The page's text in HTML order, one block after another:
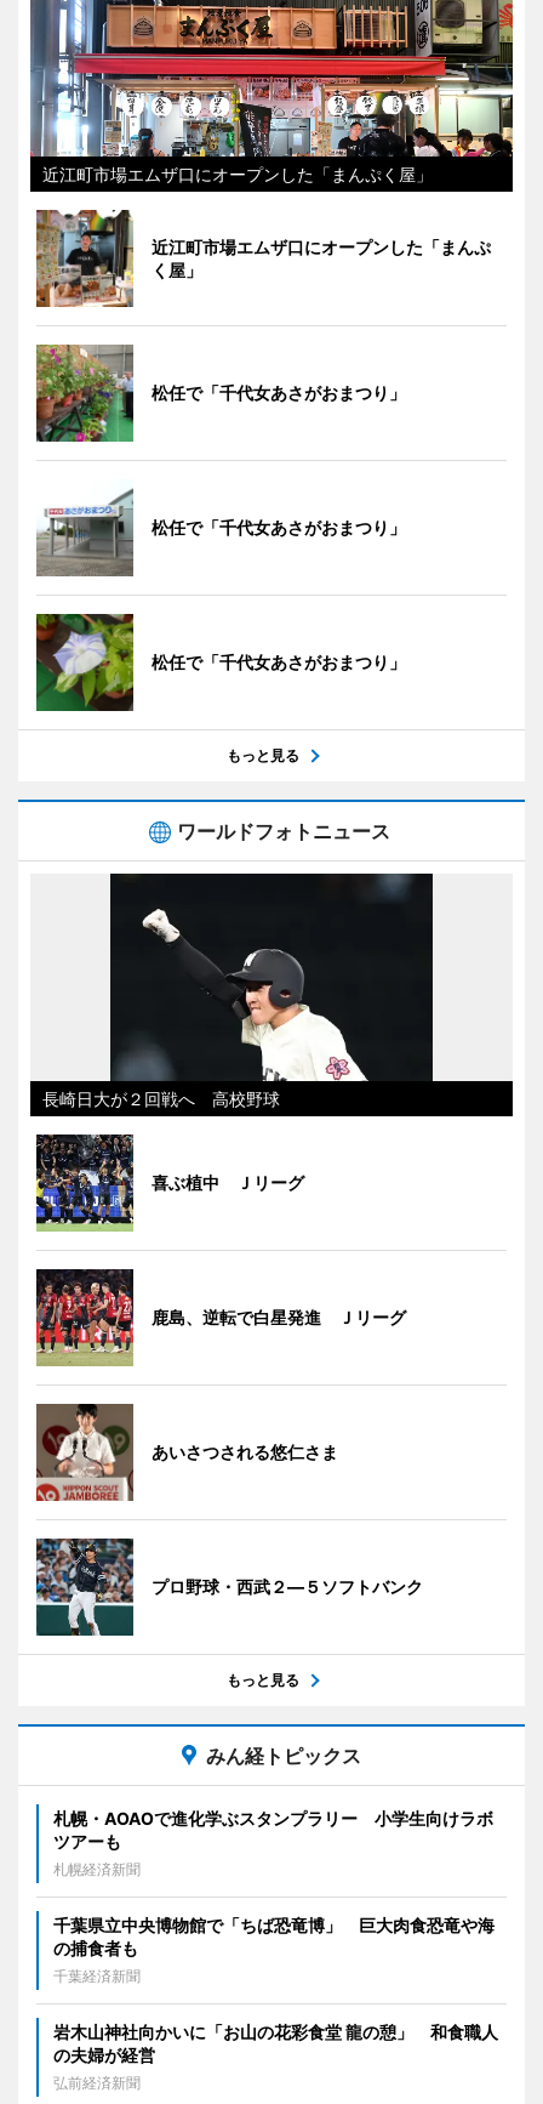
近江町市場エムザ口にオープンした「まんぷく屋」
近江町市場エムザ口にオープンした「まんぷ
く屋」
松任で「千代女あさがおまつり」
松任で「千代女あさがおまつり」
松任で「千代女あさがおまつり」
もっと見る
ワールドフォトニュース
長崎日大が２回戦へ 高校野球
喜ぶ植中 Ｊリーグ
鹿島、逆転で白星発進 Ｊリーグ
あいさつされる悠仁さま
プロ野球・西武２―５ソフトバンク
もっと見る
みん経トピックス
札幌・AOAOで進化学ぶスタンプラリー 小学生向けラボ
ツアーも
札幌経済新聞
千葉県立中央博物館で「ちば恐竜博」 巨大肉食恐竜や海
の捕食者も
千葉経済新聞
岩木山神社向かいに「お山の花彩食堂 龍の憩」 和食職人
の夫婦が経営
弘前経済新聞